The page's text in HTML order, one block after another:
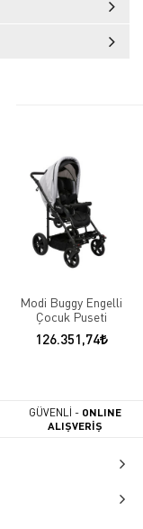
Modi Buggy Engelli
Çocuk Puseti
126.351,74
GÜVENLİ - ONLINE
ALIŞVERİŞ